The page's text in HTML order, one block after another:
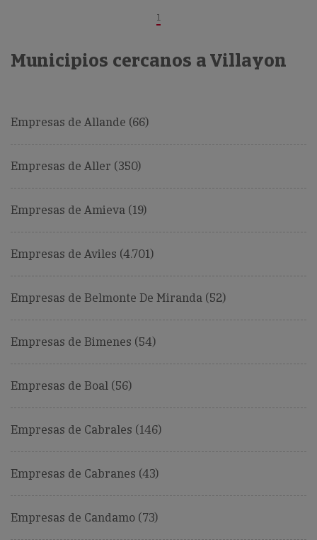
1
Municipios cercanos a Villayon
Empresas de Allande (66)
Empresas de Aller (350)
Empresas de Amieva (19)
Empresas de Aviles (4.701)
Empresas de Belmonte De Miranda (52)
Empresas de Bimenes (54)
Empresas de Boal (56)
Empresas de Cabrales (146)
Empresas de Cabranes (43)
Empresas de Candamo (73)